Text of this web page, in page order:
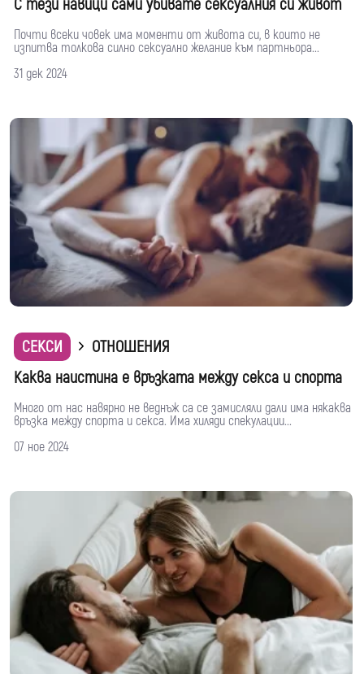
С тези навици сами убивате сексуалния си живот
Почти всеки човек има моменти от живота си, в които не
изпитва толкова силно сексуално желание към партньора...
31 дек 2024
СЕКСИ
ОТНОШЕНИЯ
Каква наистина е връзката между секса и спорта
Много от нас навярно не веднъж са се замисляли дали има някаква
връзка между спорта и секса. Има хиляди спекулации...
07 ное 2024